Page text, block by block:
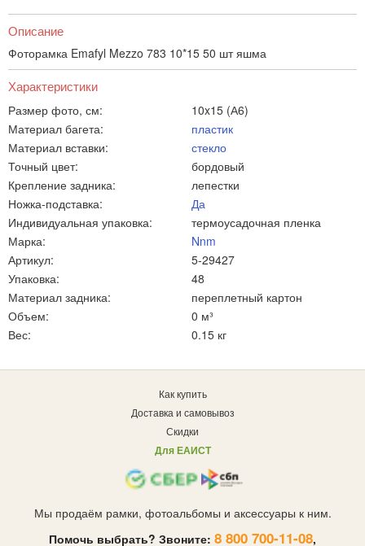
Описание
Фоторамка Emafyl Mezzo 783 10*15 50 шт яшма
Характеристики
Размер фото, см:
10x15 (А6)
Материал багета:
пластик
Материал вставки:
стекло
Точный цвет:
бордовый
Крепление задника:
лепестки
Ножка-подставка:
Да
Индивидуальная упаковка:
термоусадочная пленка
Марка:
Nnm
Артикул:
5-29427
Упаковка:
48
Материал задника:
переплетный картон
Объем:
0 м³
Вес:
0.15 кг
Как купить
Доставка и самовывоз
Скидки
Для ЕАИСТ
Мы продаём рамки, фотоальбомы и аксессуары к ним.
Помочь выбрать? Звоните: 8 800 700-11-08,